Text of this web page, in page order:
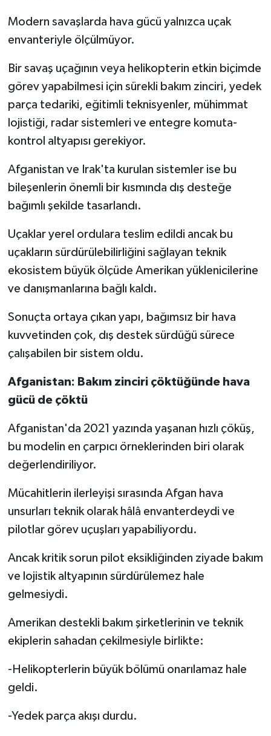
Modern savaşlarda hava gücü yalnızca uçak
envanteriyle ölçülmüyor.
Bir savaş uçağının veya helikopterin etkin biçimde
görev yapabilmesi için sürekli bakım zinciri, yedek
parça tedariki, eğitimli teknisyenler, mühimmat
lojistiği, radar sistemleri ve entegre komuta-
kontrol altyapısı gerekiyor.
Afganistan ve Irak'ta kurulan sistemler ise bu
bileşenlerin önemli bir kısmında dış desteğe
bağımlı şekilde tasarlandı.
Uçaklar yerel ordulara teslim edildi ancak bu
uçakların sürdürülebilirliğini sağlayan teknik
ekosistem büyük ölçüde Amerikan yüklenicilerine
ve danışmanlarına bağlı kaldı.
Sonuçta ortaya çıkan yapı, bağımsız bir hava
kuvvetinden çok, dış destek sürdüğü sürece
çalışabilen bir sistem oldu.
Afganistan: Bakım zinciri çöktüğünde hava
gücü de çöktü
Afganistan'da 2021 yazında yaşanan hızlı çöküş,
bu modelin en çarpıcı örneklerinden biri olarak
değerlendiriliyor.
Mücahitlerin ilerleyişi sırasında Afgan hava
unsurları teknik olarak hâlâ envanterdeydi ve
pilotlar görev uçuşları yapabiliyordu.
Ancak kritik sorun pilot eksikliğinden ziyade bakım
ve lojistik altyapının sürdürülemez hale
gelmesiydi.
Amerikan destekli bakım şirketlerinin ve teknik
ekiplerin sahadan çekilmesiyle birlikte:
-Helikopterlerin büyük bölümü onarılamaz hale
geldi.
-Yedek parça akışı durdu.